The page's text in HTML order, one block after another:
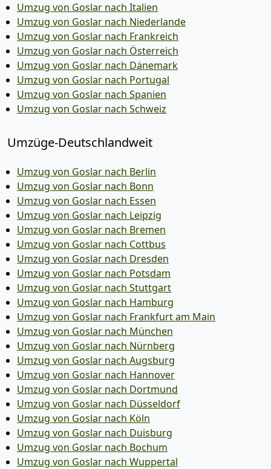
Umzug von Goslar nach Italien
Umzug von Goslar nach Niederlande
Umzug von Goslar nach Frankreich
Umzug von Goslar nach Österreich
Umzug von Goslar nach Dänemark
Umzug von Goslar nach Portugal
Umzug von Goslar nach Spanien
Umzug von Goslar nach Schweiz
Umzüge-Deutschlandweit
Umzug von Goslar nach Berlin
Umzug von Goslar nach Bonn
Umzug von Goslar nach Essen
Umzug von Goslar nach Leipzig
Umzug von Goslar nach Bremen
Umzug von Goslar nach Cottbus
Umzug von Goslar nach Dresden
Umzug von Goslar nach Potsdam
Umzug von Goslar nach Stuttgart
Umzug von Goslar nach Hamburg
Umzug von Goslar nach Frankfurt am Main
Umzug von Goslar nach München
Umzug von Goslar nach Nürnberg
Umzug von Goslar nach Augsburg
Umzug von Goslar nach Hannover
Umzug von Goslar nach Dortmund
Umzug von Goslar nach Düsseldorf
Umzug von Goslar nach Köln
Umzug von Goslar nach Duisburg
Umzug von Goslar nach Bochum
Umzug von Goslar nach Wuppertal